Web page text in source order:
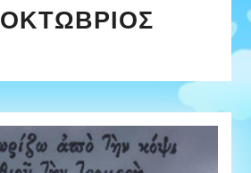
ΟΚΤΏΒΡΙΟΣ